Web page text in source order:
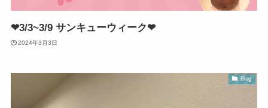
❤3/3~3/9 サンキューウィーク❤
2024年3月3日
Blog